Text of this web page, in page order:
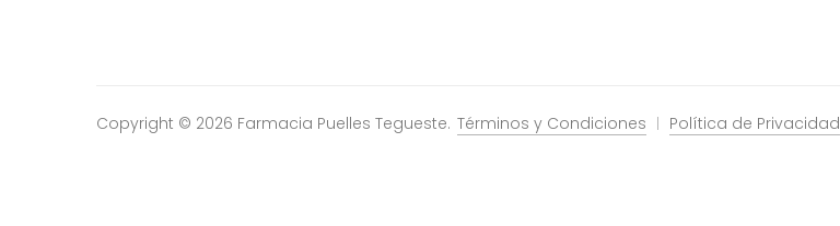
Copyright © 2026 Farmacia Puelles Tegueste. Términos y Condiciones Política de Privacidad